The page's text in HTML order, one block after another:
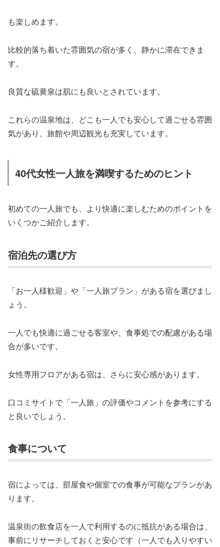
も楽しめます。
比較的落ち着いた雰囲気の宿が多く、静かに滞在できま
す。
良質な硫黄泉は肌にも良いとされています。
これらの温泉地は、どこも一人でも安心して過ごせる雰囲
気があり、旅館や周辺観光も充実しています。
40代女性一人旅を満喫するためのヒント
初めての一人旅でも、より快適に楽しむためのポイントを
いくつかご紹介します。
宿泊先の選び方
「お一人様歓迎」や「一人旅プラン」がある宿を選びまし
ょう。
一人でも快適に過ごせる客室や、食事処での配慮がある場
合が多いです。
女性専用フロアがある宿は、さらに安心感があります。
口コミサイトで「一人旅」の評価やコメントを参考にする
と良いでしょう。
食事について
宿によっては、部屋食や個室での食事が可能なプランがあ
ります。
温泉街の飲食店を一人で利用するのに抵抗がある場合は、
事前にリサーチしておくと安心です（一人でも入りやすい